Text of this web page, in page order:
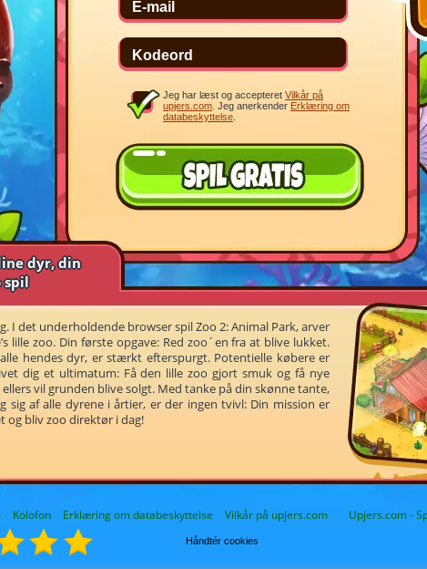
Kolofon Erklæring om databeskyttelse Vilkår på upjers.com Upjers.com -
Håndtér cookies
dyr, din
spil
I det underholdende browser spil Zoo 2: Animal Park, arver
lille zoo. Din første opgave: Red zoo´en fra at blive lukket.
hendes dyr, er stærkt efterspurgt. Potentielle købere er
dig et ultimatum: Få den lille zoo gjort smuk og få nye
vil grunden blive solgt. Med tanke på din skønne tante,
sig af alle dyrene i årtier, er der ingen tvivl: Din mission er
og bliv zoo direktør i dag!
Jeg har læst og accepteret Vilkår på
upjers.com . Jeg anerkender Erklæring om
databeskyttelse